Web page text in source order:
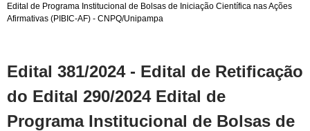
Edital de Programa Institucional de Bolsas de Iniciação Científica nas Ações
Afirmativas (PIBIC-AF) - CNPQ/Unipampa
Edital 381/2024 - Edital de Retificação
do Edital 290/2024 Edital de
Programa Institucional de Bolsas de